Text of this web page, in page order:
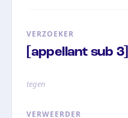
VERZOEKER
[appellant sub
tegen
VERWEERDER